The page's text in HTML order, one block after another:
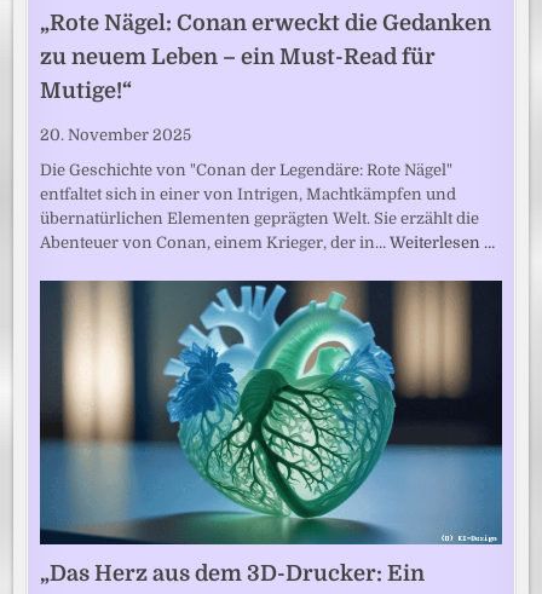
„Rote Nägel: Conan erweckt die Gedanken
zu neuem Leben – ein Must-Read für
Mutige!“
20. November 2025
Die Geschichte von "Conan der Legendäre: Rote Nägel"
entfaltet sich in einer von Intrigen, Machtkämpfen und
übernatürlichen Elementen geprägten Welt. Sie erzählt die
Abenteuer von Conan, einem Krieger, der in…Weiterlesen …
„Das Herz aus dem 3D-Drucker: Ein